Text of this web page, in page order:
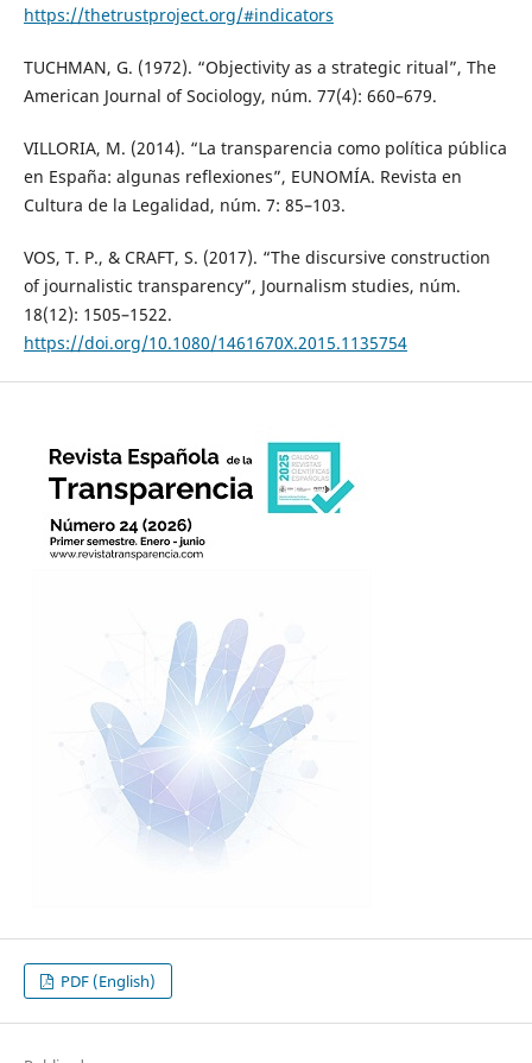
https://thetrustproject.org/#indicators
TUCHMAN, G. (1972). “Objectivity as a strategic ritual”, The
American Journal of Sociology, núm. 77(4): 660–679.
VILLORIA, M. (2014). “La transparencia como política pública
en España: algunas reflexiones”, EUNOMÍA. Revista en
Cultura de la Legalidad, núm. 7: 85–103.
VOS, T. P., & CRAFT, S. (2017). “The discursive construction
of journalistic transparency”, Journalism studies, núm.
18(12): 1505–1522.
https://doi.org/10.1080/1461670X.2015.1135754
PDF (English)